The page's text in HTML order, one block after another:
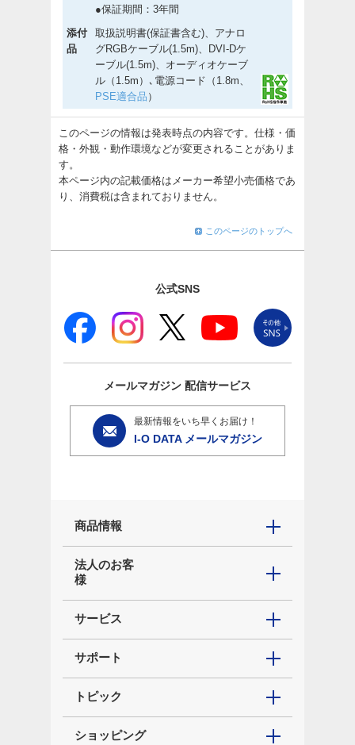
●保証期間：3年間
添付
品
取扱説明書(保証書含む)、アナロ
グRGBケーブル(1.5m)、DVI-Dケ
ーブル(1.5m)、オーディオケーブ
ル（1.5m）､電源コード（1.8m、
PSE適合品 ）
このページの情報は発表時点の内容です。仕様・価
格・外観・動作環境などが変更されることがありま
す。
本ページ内の記載価格はメーカー希望小売価格であ
り、消費税は含まれておりません。
このページのトップへ
公式SNS
メールマガジン 配信サービス
最新情報をいち早くお届け！
I-O DATA メールマガジン
商品情報
法人のお客
様
サービス
サポート
トピック
ショッピング